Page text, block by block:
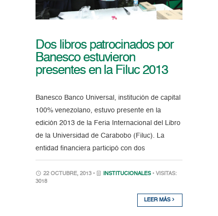
Dos libros patrocinados por
Banesco estuvieron
presentes en la Filuc 2013
Banesco Banco Universal, institución de capital
100% venezolano, estuvo presente en la
edición 2013 de la Feria Internacional del Libro
de la Universidad de Carabobo (Filuc). La
entidad financiera participó con dos
22 OCTUBRE, 2013 • INSTITUCIONALES • VISITAS:
3018
LEER MÁS